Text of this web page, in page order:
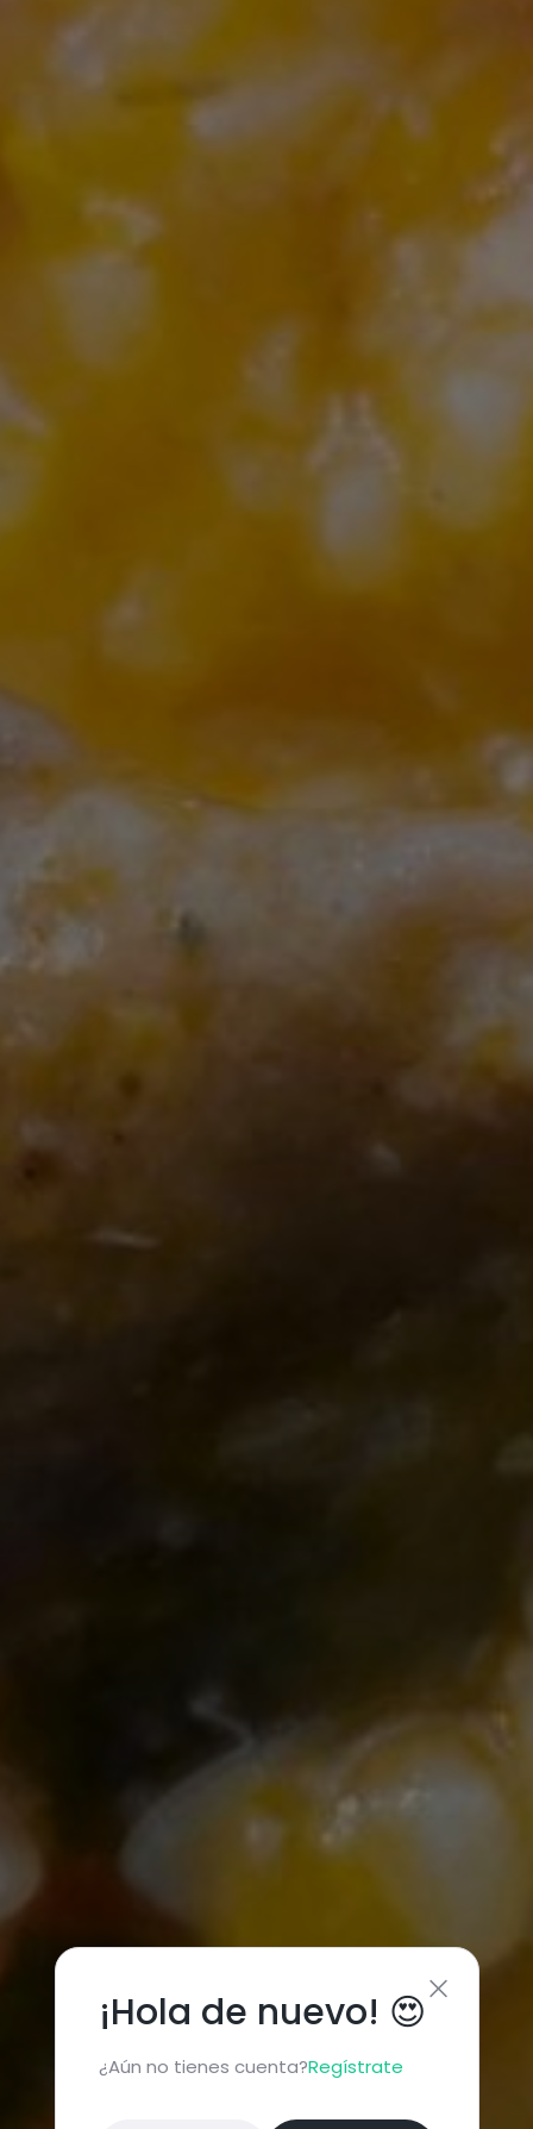
¡Hola de nuevo! 😍
¿Aún no tienes cuenta?Regístrate